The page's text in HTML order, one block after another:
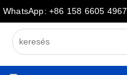
WhatsApp: +86 158 6605 4967